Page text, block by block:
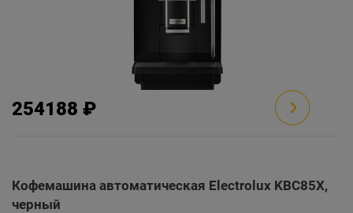
254188 ₽
Кофемашина автоматическая Electrolux KBC85X,
черный